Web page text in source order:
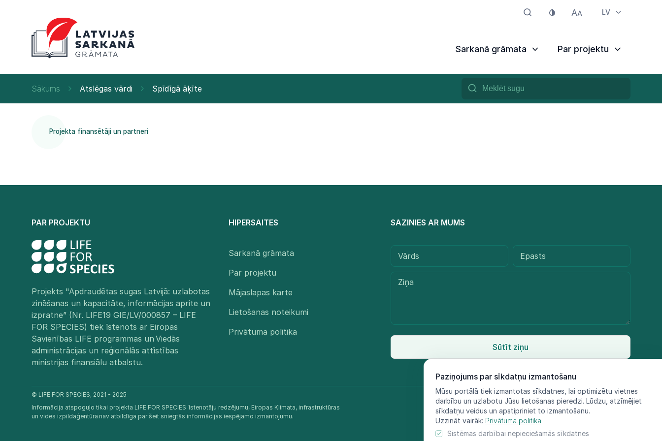
LV
Sarkanā grāmata Par projektu
Paziņojums par sīkdatņu izmantošanu
Mūsu portālā tiek izmantotas sīkdatnes, lai optimizētu vietnes
darbību un uzlabotu Jūsu lietošanas pieredzi. Lūdzu, atzīmējiet
sīkdatņu veidus un apstipriniet to izmantošanu.
Uzzināt vairāk: Privātuma politika
Sistēmas darbībai nepieciešamās sīkdatnes
Sākums Atslēgas vārdi Spīdīgā āķīte
Projekta finansētāji un partneri
PAR PROJEKTU
Projekts "Apdraudētas sugas Latvijā: uzlabotas
zināšanas un kapacitāte, informācijas aprite un
izpratne” (Nr. LIFE19 GIE/LV/000857 – LIFE
FOR SPECIES) tiek īstenots ar Eiropas
Savienības LIFE programmas un Viedās
administrācijas un reģionālās attīstības
ministrijas finansiālu atbalstu.​
HIPERSAITES
Sarkanā grāmata
Par projektu
Mājaslapas karte
Lietošanas noteikumi
Privātuma politika
SAZINIES AR MUMS
Sūtīt ziņu
© LIFE FOR SPECIES, 2021 - 2025
Informācija atspoguļo tikai projekta LIFE FOR SPECIES īstenotāju redzējumu, Eiropas Klimata, infrastruktūras
un vides izpildaģentūra nav atbildīga par šeit sniegtās informācijas iespējamo izmantojumu.​